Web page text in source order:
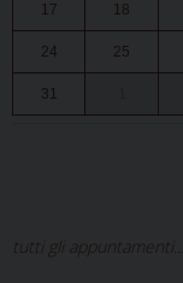
17 18
24 25
31
tutti gli appuntamenti...